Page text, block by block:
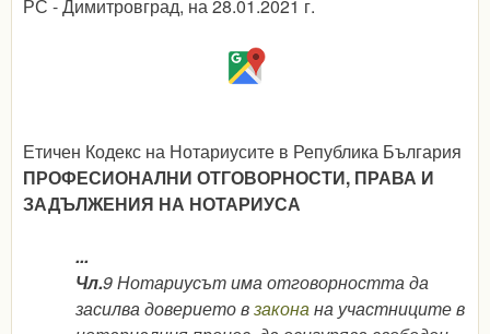
РС - Димитровград, на 28.01.2021 г.
Етичен Кодекс на Нотариусите в Република България
ПРОФЕСИОНАЛНИ ОТГОВОРНОСТИ, ПРАВА И
ЗАДЪЛЖЕНИЯ НА НОТАРИУСА
...
Чл.9 Нотариусът има отговорността да
засилва доверието взаконана участниците в